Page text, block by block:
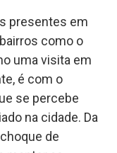
presentes em
como o
uma visita em
é com o
se percebe
na cidade. Da
de